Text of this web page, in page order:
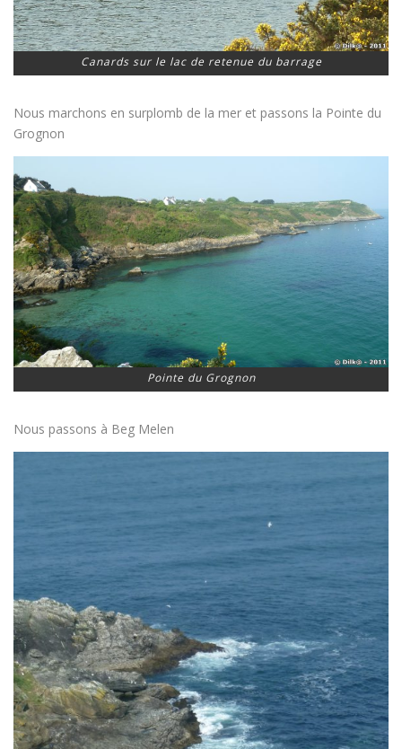
Canards sur le lac de retenue du barrage
Nous marchons en surplomb de la mer et passons la Pointe du
Grognon
Pointe du Grognon
Nous passons à Beg Melen